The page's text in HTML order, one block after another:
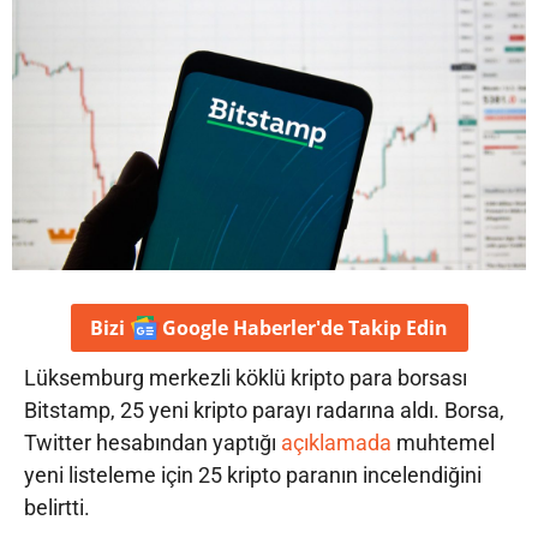
Bizi Google Haberler'deTakip Edin
Lüksemburg merkezli köklü kripto para borsası
Bitstamp, 25 yeni kripto parayı radarına aldı. Borsa,
Twitter hesabından yaptığı açıklamada muhtemel
yeni listeleme için 25 kripto paranın incelendiğini
belirtti.